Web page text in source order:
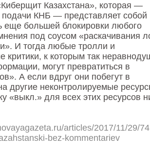
Казахстана», которая —
подачи КНБ — представляет собой
еще большей блокировки любого
под соусом «раскачивания
И тогда любые тролли и
критики, к которым так
могут превратиться в
А если вдруг они побегут в
другие неконтролируемые
«выкл.» для всех этих ресурсов
articles/2017/11/29/
bez-kommentariev